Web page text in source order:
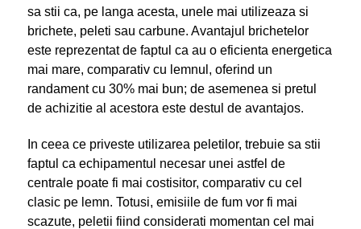
sa stii ca, pe langa acesta, unele mai utilizeaza si
brichete, peleti sau carbune. Avantajul brichetelor
este reprezentat de faptul ca au o eficienta energetica
mai mare, comparativ cu lemnul, oferind un
randament cu 30% mai bun; de asemenea si pretul
de achizitie al acestora este destul de avantajos.
In ceea ce priveste utilizarea peletilor, trebuie sa stii
faptul ca echipamentul necesar unei astfel de
centrale poate fi mai costisitor, comparativ cu cel
clasic pe lemn. Totusi, emisiile de fum vor fi mai
scazute, peletii fiind considerati momentan cel mai